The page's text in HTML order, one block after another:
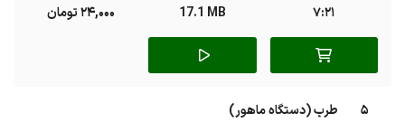
7:21
17.1 MB 24,000 تومان
5
طرب (دستگاه ماهور)